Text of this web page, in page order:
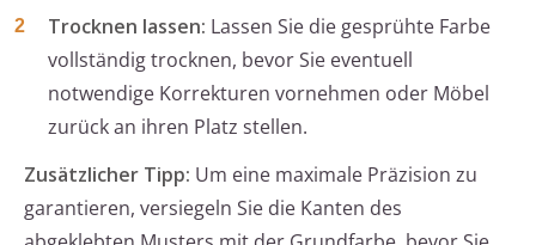
Trocknen lassen: Lassen Sie die gesprühte Farbe
vollständig trocknen, bevor Sie eventuell
notwendige Korrekturen vornehmen oder Möbel
zurück an ihren Platz stellen.
Zusätzlicher Tipp: Um eine maximale Präzision zu
garantieren, versiegeln Sie die Kanten des